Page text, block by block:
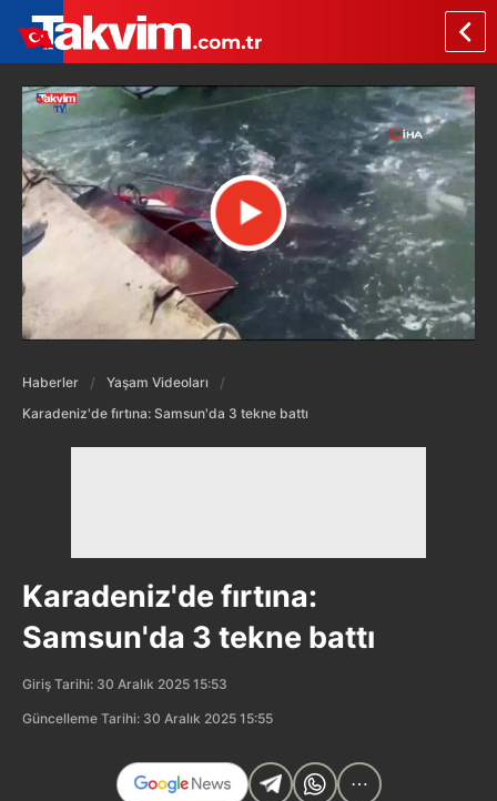
Haberler
Yaşam Videoları
Karadeniz'de fırtına: Samsun'da 3 tekne battı
Karadeniz'de fırtına:
Samsun'da 3 tekne battı
Giriş Tarihi: 30 Aralık 2025 15:53
Güncelleme Tarihi: 30 Aralık 2025 15:55